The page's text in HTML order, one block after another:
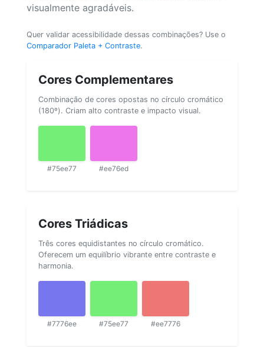
visualmente agradáveis.
Quer validar acessibilidade dessas combinações? Use o
Comparador Paleta + Contraste.
Cores Complementares
Combinação de cores opostas no círculo cromático
(180º). Criam alto contraste e impacto visual.
#75ee77 #ee76ed
Cores Triádicas
Três cores equidistantes no círculo cromático.
Oferecem um equilíbrio vibrante entre contraste e
harmonia.
#7776ee #75ee77 #ee7776